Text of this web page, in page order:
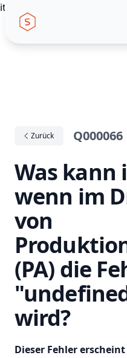
itemscope
Seiwert GmbH
Zurück Q000066
Was kann
wenn im
von
(PA) die
wird?
Dieser Fehler